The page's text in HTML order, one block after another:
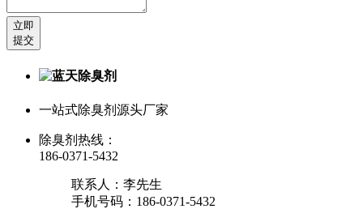
立即
提交
一站式除臭剂源头厂家
除臭剂热线：
186-0371-5432
联系人：李先生
手机号码：186-0371-5432